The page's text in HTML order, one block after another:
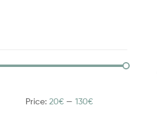
Price: 20€— 130€